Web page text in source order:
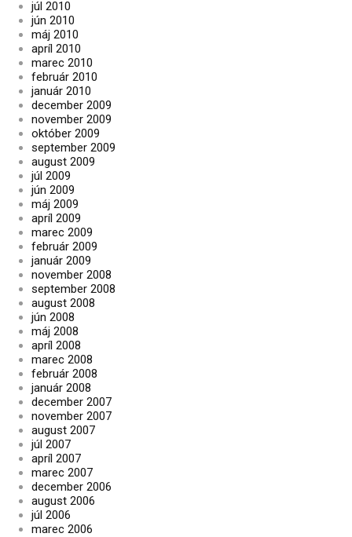
júl 2010
jún 2010
máj 2010
apríl 2010
marec 2010
február 2010
január 2010
december 2009
november 2009
október 2009
september 2009
august 2009
júl 2009
jún 2009
máj 2009
apríl 2009
marec 2009
február 2009
január 2009
november 2008
september 2008
august 2008
jún 2008
máj 2008
apríl 2008
marec 2008
február 2008
január 2008
december 2007
november 2007
august 2007
júl 2007
apríl 2007
marec 2007
december 2006
august 2006
júl 2006
marec 2006